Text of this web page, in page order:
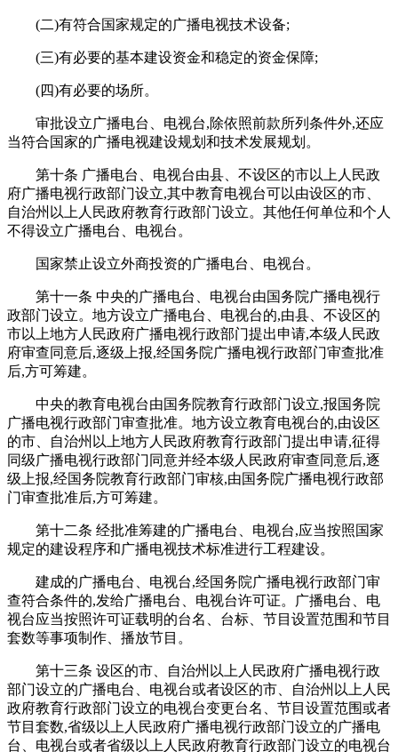
(二)有符合国家规定的广播电视技术设备;
(三)有必要的基本建设资金和稳定的资金保障;
(四)有必要的场所。
审批设立广播电台、电视台,除依照前款所列条件外,还应
当符合国家的广播电视建设规划和技术发展规划。
第十条 广播电台、电视台由县、不设区的市以上人民政
府广播电视行政部门设立,其中教育电视台可以由设区的市、
自治州以上人民政府教育行政部门设立。其他任何单位和个人
不得设立广播电台、电视台。
国家禁止设立外商投资的广播电台、电视台。
第十一条 中央的广播电台、电视台由国务院广播电视行
政部门设立。地方设立广播电台、电视台的,由县、不设区的
市以上地方人民政府广播电视行政部门提出申请,本级人民政
府审查同意后,逐级上报,经国务院广播电视行政部门审查批准
后,方可筹建。
中央的教育电视台由国务院教育行政部门设立,报国务院
广播电视行政部门审查批准。地方设立教育电视台的,由设区
的市、自治州以上地方人民政府教育行政部门提出申请,征得
同级广播电视行政部门同意并经本级人民政府审查同意后,逐
级上报,经国务院教育行政部门审核,由国务院广播电视行政部
门审查批准后,方可筹建。
第十二条 经批准筹建的广播电台、电视台,应当按照国家
规定的建设程序和广播电视技术标准进行工程建设。
建成的广播电台、电视台,经国务院广播电视行政部门审
查符合条件的,发给广播电台、电视台许可证。广播电台、电
视台应当按照许可证载明的台名、台标、节目设置范围和节目
套数等事项制作、播放节目。
第十三条 设区的市、自治州以上人民政府广播电视行政
部门设立的广播电台、电视台或者设区的市、自治州以上人民
政府教育行政部门设立的电视台变更台名、节目设置范围或者
节目套数,省级以上人民政府广播电视行政部门设立的广播电
台、电视台或者省级以上人民政府教育行政部门设立的电视台